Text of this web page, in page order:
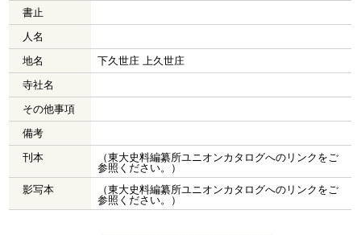
書止
人名
地名
下久世庄 上久世庄
寺社名
その他事項
備考
刊本
（東大史料編纂所ユニオンカタログへのリンクをご
参照ください。）
影写本
（東大史料編纂所ユニオンカタログへのリンクをご
参照ください。）